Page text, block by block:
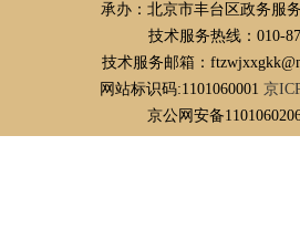
承办：北京市丰台区政务服
技术服务热线：010-
技术服务邮箱：
网站标识码:1101060001 京
京公网安备